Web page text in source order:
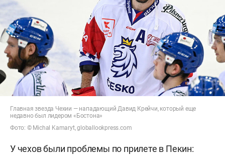
Главная звезда Чехии — нападающий Давид Крейчи, который еще
недавно был лидером «Бостона»
Фото: © Michal Kamaryt, globallookpress.com
У чехов были проблемы по прилете в Пекин: